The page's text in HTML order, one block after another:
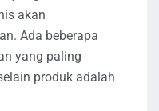
akan
Ada beberapa
yang paling
produk adalah